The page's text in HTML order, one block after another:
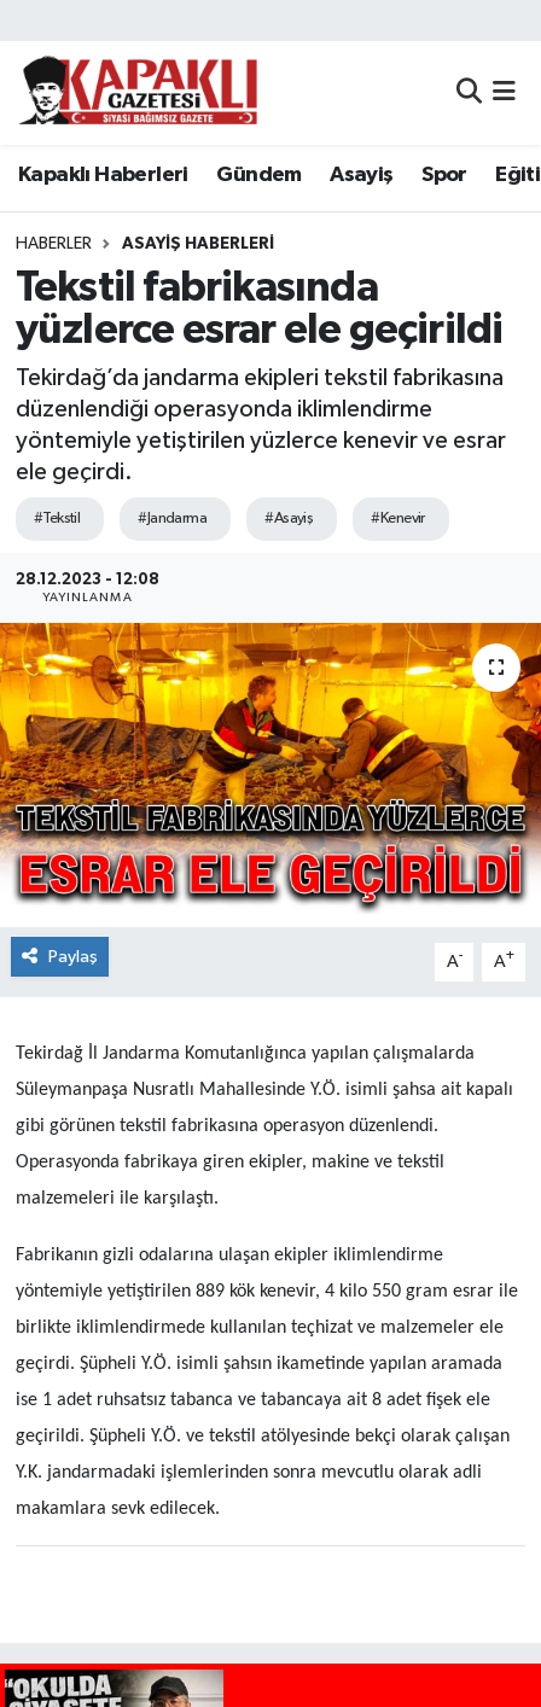
Kapaklı Haberleri Gündem Asayiş Spor
HABERLER ASAYIŞ HABERLERI
Tekstil fabrikasında
yüzlerce esrar ele geçirildi
Tekirdağ’da jandarma ekipleri tekstil fabrikasına
düzenlendiği operasyonda iklimlendirme
yöntemiyle yetiştirilen yüzlerce kenevir ve esrar
ele geçirdi.
#Tekstil #Jandarma #Asayiş #Kenevir
28.12.2023 - 12:08
YAYINLANMA
Paylaş A- A+
Tekirdağ İl Jandarma Komutanlığınca yapılan çalışmalarda
Süleymanpaşa Nusratlı Mahallesinde Y.Ö. isimli şahsa ait kapalı
gibi görünen tekstil fabrikasına operasyon düzenlendi.
Operasyonda fabrikaya giren ekipler, makine ve tekstil
malzemeleri ile karşılaştı.
Fabrikanın gizli odalarına ulaşan ekipler iklimlendirme
yöntemiyle yetiştirilen 889 kök kenevir, 4 kilo 550 gram esrar ile
birlikte iklimlendirmede kullanılan teçhizat ve malzemeler ele
geçirdi. Şüpheli Y.Ö. isimli şahsın ikametinde yapılan aramada
ise 1 adet ruhsatsız tabanca ve tabancaya ait 8 adet fişek ele
geçirildi. Şüpheli Y.Ö. ve tekstil atölyesinde bekçi olarak çalışan
Y.K. jandarmadaki işlemlerinden sonra mevcutlu olarak adli
makamlara sevk edilecek.
Kapaklı Haberleri
Asayiş
Spor
Eğitim
Siyaset
Resmi Reklamlar
Tekirdağ
Ekonomi
Sağlık
Teknoloji
Yaşam
Tekirdağ Nöbetçi Eczaneler
Tekirdağ Namaz Vakitleri
Tekirdağ Trafik Yoğunluk Haritası
Süper Lig Puan Durumu ve Fikstür
Tüm Manşetler
Son Dakika Haberleri
Haber Arşivi